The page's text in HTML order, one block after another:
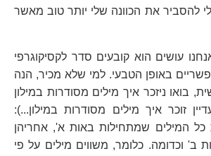
להסביר את הכוונה שלי יותר טוב מאשר
עושים הוא קובעים סדר לקסיקוגרפי
V
באופן הטבעי. למי שלא מכיר, הנה
בואו ניזכר איך מילים מסודרות במילון
זוכר איך מילים מסודרות במילון...):
כל המילים שמתחילות באות א', אחריהן
ב' וכדומה. כלומר, משווים מילים על פי